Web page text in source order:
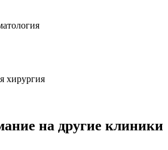
хирургия
на другие клиники